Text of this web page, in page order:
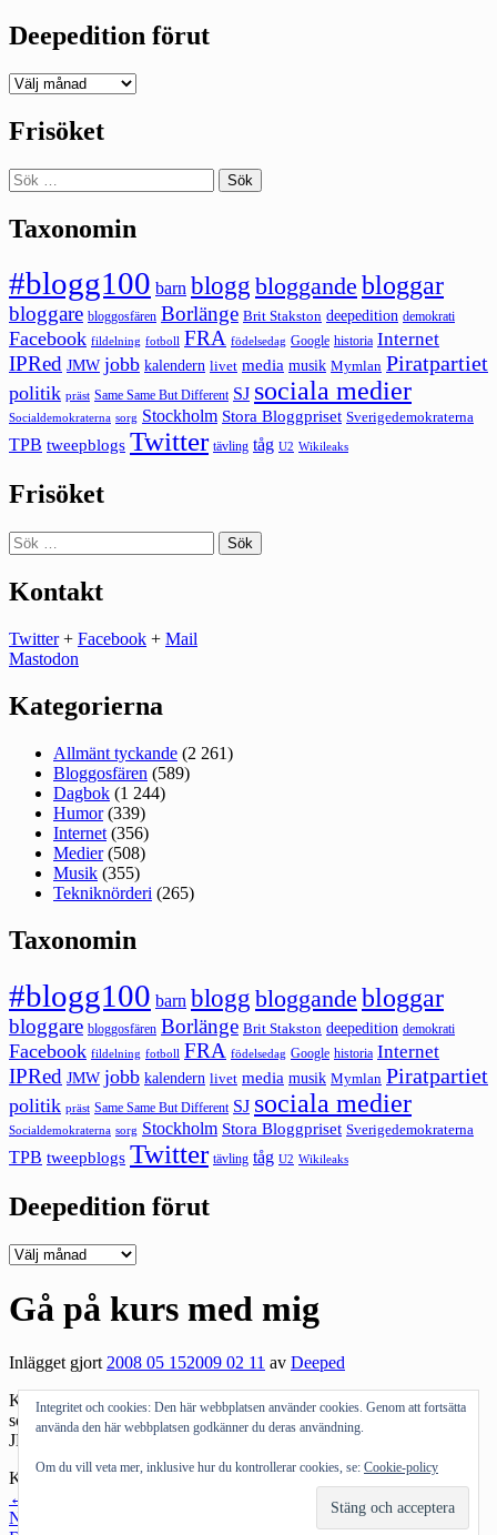
Deepedition förut
Deepedition
Frisöket
Sök
efter:
Taxonomin
#blogg100 barn blogg bloggande bloggar
bloggare bloggosfären Borlänge Brit Stakston deepedition demokrati
Facebook fildelning fotboll FRA födelsedag Google historia Internet
IPRed JMW jobb kalendern livet media musik Mymlan Piratpartiet
politik präst Same Same But Different SJ sociala medier
Socialdemokraterna sorg Stockholm Stora Bloggpriset Sverigedemokraterna
TPB tweepblogs Twitter tävling tåg U2 Wikileaks
Frisöket
Sök
efter:
Kontakt
Twitter+ Facebook + Mail
Mastodon
Kategorierna
Allmänt tyckande (2 261)
Bloggosfären (589)
Dagbok (1 244)
Humor(339)
Internet (356)
Medier(508)
Musik (355)
Tekniknörderi (265)
Taxonomin
#blogg100 barn blogg bloggande bloggar
bloggare bloggosfären Borlänge Brit Stakston deepedition demokrati
Facebook fildelning fotboll FRA födelsedag Google historia Internet
IPRed JMW jobb kalendern livet media musik Mymlan Piratpartiet
politik präst Same Same But Different SJ sociala medier
Socialdemokraterna sorg Stockholm Stora Bloggpriset Sverigedemokraterna
TPB tweepblogs Twitter tävling tåg U2 Wikileaks
Deepedition förut
Deepedition
Gå på kurs med mig
Inlägget gjort2008 05 152009 02 11 av Deeped
Kom på kurs med mig, Björn Mellstrand ochBrit Stakstonom
sociala medier. Platser kvar inför nästa vecka. Läs mer om den på
JMWs
och anmäl dig
Kategorier: Internet
Inläggsnavigering
←
Nästa inlägg
Integritet och cookies: Den här webbplatsen använder cookies. Genom att fortsätta
använda den här webbplatsen godkänner du deras användning.
Om du vill veta mer, inklusive hur du kontrollerar cookies, se: Cookie-policy